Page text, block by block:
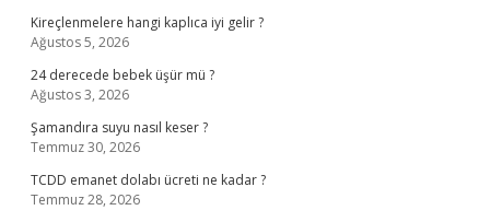
Kireçlenmelere hangi kaplıca iyi gelir ?
Ağustos 5, 2026
24 derecede bebek üşür mü ?
Ağustos 3, 2026
Şamandıra suyu nasıl keser ?
Temmuz 30, 2026
TCDD emanet dolabı ücreti ne kadar ?
Temmuz 28, 2026